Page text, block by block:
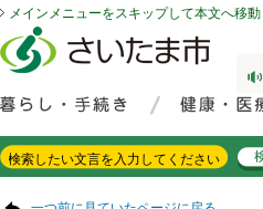
メインメニューをスキップして本文へ移動